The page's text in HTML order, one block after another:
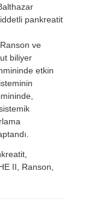
pankreatit
ve
biliyer
etkin
II, Ranson,